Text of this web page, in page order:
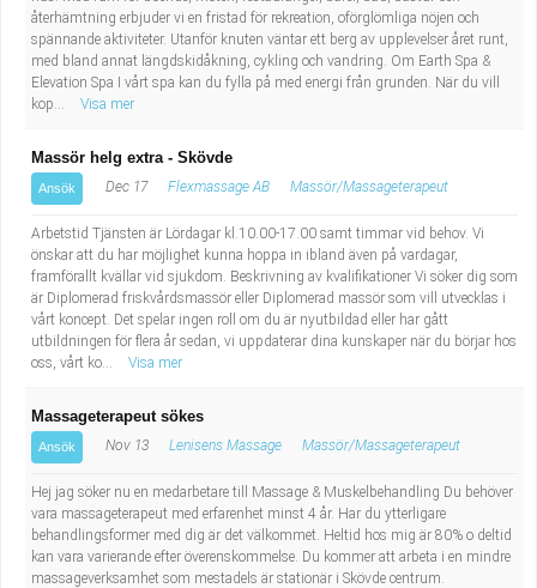
Industriell tillverkning
Installation, drift, underhåll
Kultur, media, design
Militärt arbete
Naturbruk
Naturvetenskapligt arbete
Pedagogiskt arbete
Sanering och renhållning
Socialt arbete
Behandlingsassistent/Socialpedagog
Tandsköterska
Tidningsbud/Tidningsdistributör
Lärare i fritidshem/Fritidspedagog
Taxiförare/Taxichaufför
Läkarsekreterare/Vårdadmin/Medicinsk
sekreterare
Lastbilsförare m.fl.
Fastighetsskötare
återhämtning erbjuder vi en fristad för rekreation, oförglömliga nöjen och
spännande aktiviteter. Utanför knuten väntar ett berg av upplevelser året runt,
med bland annat längdskidåkning, cykling och vandring. Om Earth Spa &
Elevation Spa I vårt spa kan du fylla på med energi från grunden. När du vill
kop...
Visa mer
Massör helg extra - Skövde
Ansök Dec 17 Flexmassage AB Massör/Massageterapeut
Arbetstid Tjänsten är Lördagar kl.10.00-17.00 samt timmar vid behov. Vi
önskar att du har möjlighet kunna hoppa in ibland även på vardagar,
framförallt kvällar vid sjukdom. Beskrivning av kvalifikationer Vi söker dig som
är Diplomerad friskvårdsmassör eller Diplomerad massör som vill utvecklas i
vårt koncept. Det spelar ingen roll om du är nyutbildad eller har gått
utbildningen för flera år sedan, vi uppdaterar dina kunskaper när du börjar hos
oss, vårt ko...
Visa mer
Massageterapeut sökes
Ansök Nov 13 Lenisens Massage Massör/Massageterapeut
Hej jag söker nu en medarbetare till Massage & Muskelbehandling Du behöver
vara massageterapeut med erfarenhet minst 4 år. Har du ytterligare
behandlingsformer med dig är det välkommet. Heltid hos mig är 80% o deltid
kan vara varierande efter överenskommelse. Du kommer att arbeta i en mindre
massageverksamhet som mestadels är stationär i Skövde centrum.